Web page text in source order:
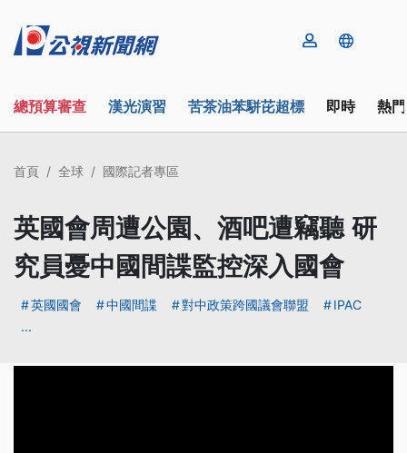
總預算審查 漢光演習 苦茶油苯駢芘超標 即時 熱
首頁 全球 國際記者專區
英國會周遭公園、酒吧遭竊聽 研
究員憂中國間諜監控深入國會
英國國會 中國間諜 對中政策跨國議會聯盟
IPAC
...